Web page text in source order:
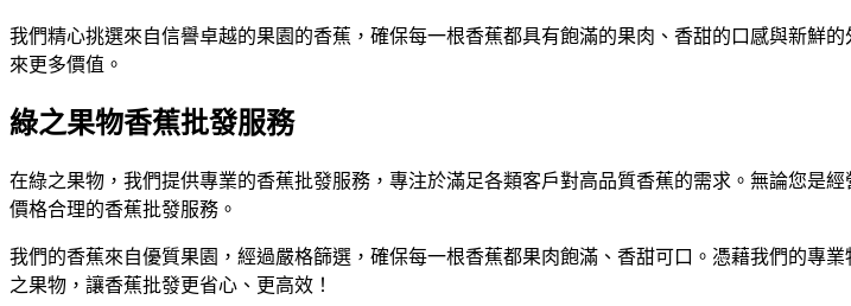
我們精心挑選來自信譽卓越的果園的香蕉，確保每一根香蕉都具有飽滿的果肉、香甜的口感與新鮮
來更多價值。
綠之果物香蕉批發服務
在綠之果物，我們提供專業的香蕉批發服務，專注於滿足各類客戶對高品質香蕉的需求。無論您是
價格合理的香蕉批發服務。
我們的香蕉來自優質果園，經過嚴格篩選，確保每一根香蕉都果肉飽滿、香甜可口。憑藉我們的專
之果物，讓香蕉批發更省心、更高效！